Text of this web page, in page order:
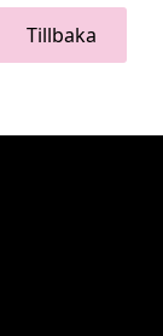
Tillbaka